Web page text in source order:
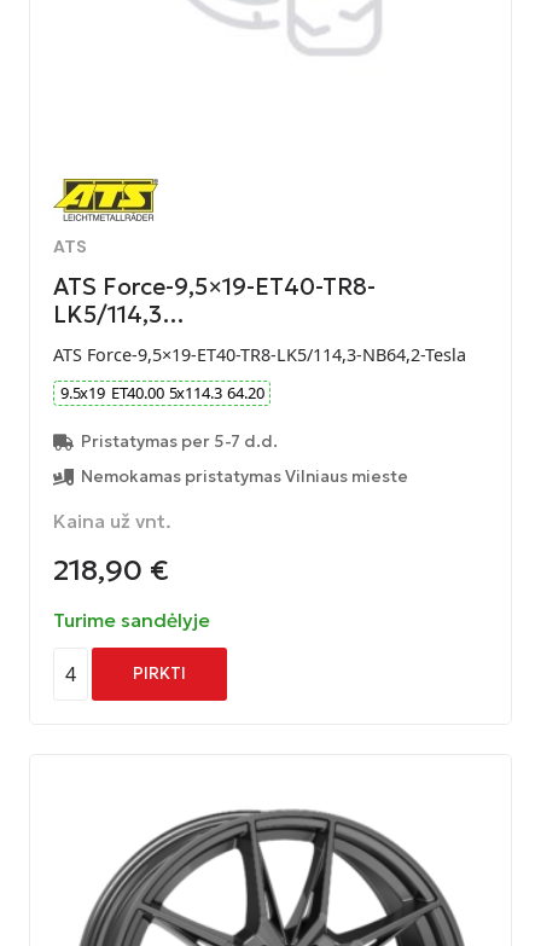
ATS
ATS Force-9,5×19-ET40-TR8-
LK5/114,3…
ATS Force-9,5×19-ET40-TR8-LK5/114,3-NB64,2-Tesla
9.5x19 ET40.00 5x114.3 64.20
Pristatymas per 5-7 d.d.
Nemokamas pristatymas Vilniaus mieste
Kaina už vnt.
218,90 €
Turime sandėlyje
4 PIRKTI